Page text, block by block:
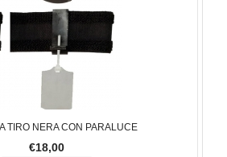
TIRO NERA CON PARALUCE
€18,00